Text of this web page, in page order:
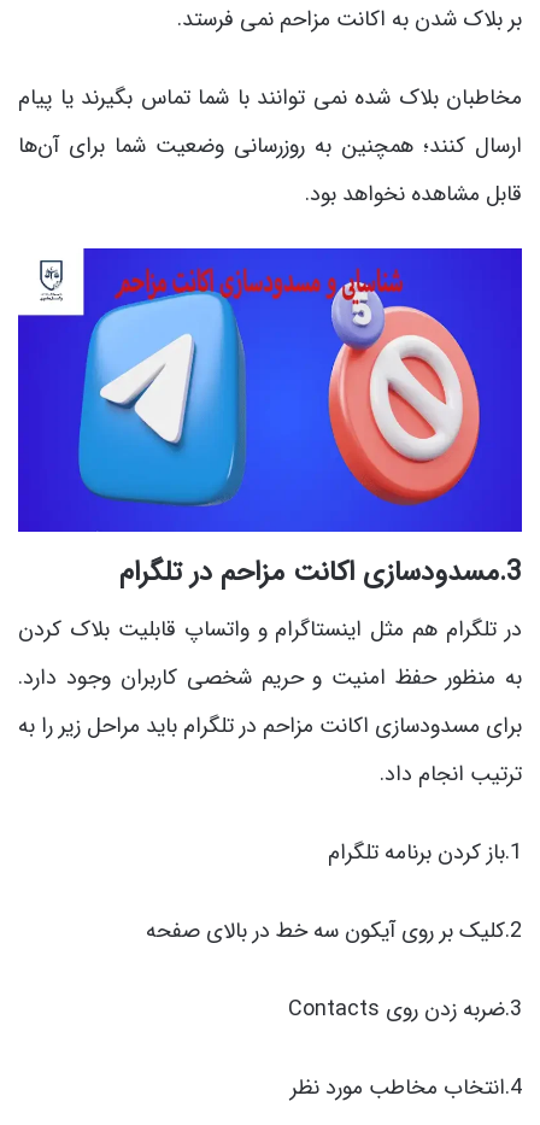
بر بلاک شدن به اکانت مزاحم نمی فرستد.
مخاطبان بلاک شده نمی توانند با شما تماس بگیرند یا پیام
ارسال کنند؛ همچنین به روزرسانی وضعیت شما برای آن‌ها
قابل مشاهده نخواهد بود.
3.مسدودسازی اکانت مزاحم در تلگرام
در تلگرام هم مثل اینستاگرام و واتساپ قابلیت بلاک کردن
به منظور حفظ امنیت و حریم شخصی کاربران وجود دارد.
برای مسدودسازی اکانت مزاحم در تلگرام باید مراحل زیر را به
ترتیب انجام داد.
1.باز کردن برنامه تلگرام
2.کلیک بر روی آیکون سه خط در بالای صفحه
3.ضربه زدن روی Contacts
4.انتخاب مخاطب مورد نظر